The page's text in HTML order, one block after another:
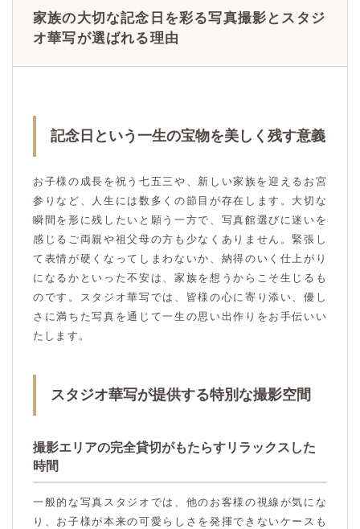
家族の大切な記念日を彩る写真撮影とスタジ
オ華写が選ばれる理由
記念日という一生の宝物を美しく残す意義
お子様の成長を祝う七五三や、新しい家族を迎えるお宮
参りなど、人生には数多くの節目が存在します。大切な
瞬間を形に残したいと願う一方で、写真館選びに迷いを
感じるご両親や祖父母の方も少なくありません。緊張し
て表情が硬くなってしまわないか、納得のいく仕上がり
になるかといった不安は、家族を想うからこそ生じるも
のです。スタジオ華写では、皆様の心に寄り添い、優し
さに満ちた写真を通じて一生の思い出作りをお手伝いい
たします。
スタジオ華写が提供する特別な撮影空間
撮影エリアの完全貸切がもたらすリラックスした
時間
一般的な写真スタジオでは、他のお客様の視線が気にな
り、お子様が本来の可愛らしさを発揮できないケースも